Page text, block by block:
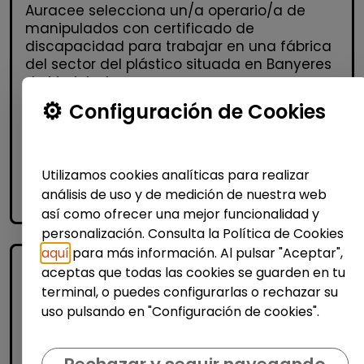
Auracee selecciona un/a operario/a de
manipulados con certificado de
discapacidad para trabajar en una fábrica
del sector del plástico situada en Banyeres
de Mariola. La persona s...
% de respuesta: 100,00%
Me interesa
accessibility_newPersonas con discapacidad
Configuración de Cookies
Utilizamos cookies analíticas para realizar
análisis de uso y de medición de nuestra web
así como ofrecer una mejor funcionalidad y
personalización. Consulta la Política de Cookies
aquí para más información. Al pulsar "Aceptar",
aceptas que todas las cookies se guarden en tu
terminal, o puedes configurarlas o rechazar su
uso pulsando en "Configuración de cookies".